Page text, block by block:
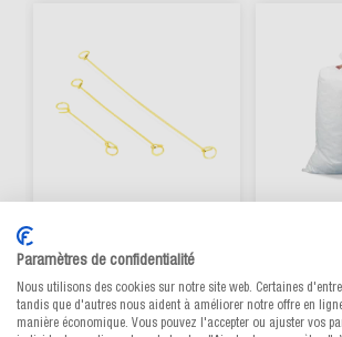
Lien métallique à
boucles
Paramètres de confidentialité
Nous utilisons des cookies sur notre site web. Certaines
tandis que d'autres nous aident à améliorer notre offre en
manière économique. Vous pouvez l'accepter ou ajuster vos